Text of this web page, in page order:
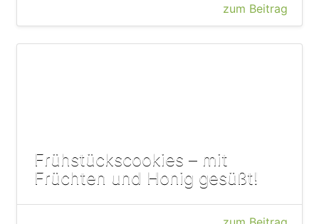
zum Beitrag
Frühstückscookies – mit
Früchten und Honig gesüßt!